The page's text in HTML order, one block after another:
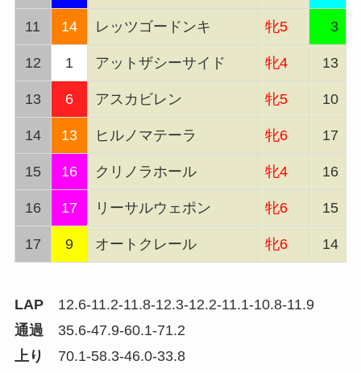
11 14 レッツゴードンキ 牝5 3
12 1 アットザシーサイド 牝4 13
13 6 アスカビレン 牝5 10
14 13 ヒルノマテーラ 牝6 17
15 16 クリノラホール 牝4 16
16 17 リーサルウェポン 牝6 15
17 9 オートクレール 牝6 14
LAP12.6-11.2-11.8-12.3-12.2-11.1-10.8-11.9
通過35.6-47.9-60.1-71.2
上り 70.1-58.3-46.0-33.8